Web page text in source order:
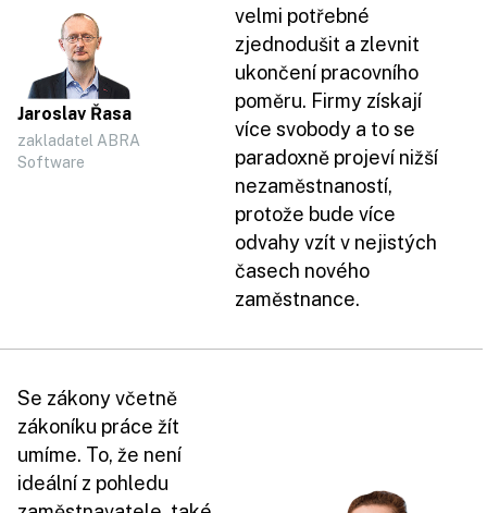
Jaroslav Řasa
zakladatel ABRA
Software
velmi potřebné
zjednodušit a zlevnit
ukončení pracovního
poměru. Firmy získají
více svobody a to se
paradoxně projeví nižší
nezaměstnaností,
protože bude více
odvahy vzít v nejistých
časech nového
zaměstnance.
Se zákony včetně
zákoníku práce žít
umíme. To, že není
ideální z pohledu